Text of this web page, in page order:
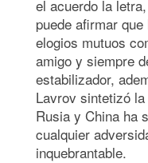
el acuerdo la
puede afirmar
elogios mutuos
amigo y siempre
estabilizador,
Lavrov sintetizó
Rusia y China ha
cualquier
inquebrantable.